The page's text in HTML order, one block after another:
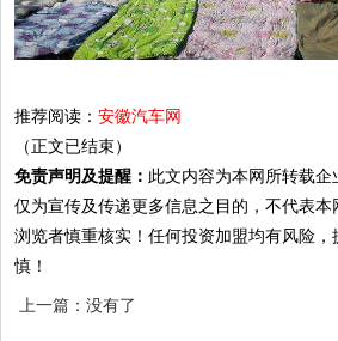
推荐阅读：安徽汽车网
（正文已结束）
免责声明及提醒： 此文内容为本网所转载
仅为宣传及传递更多信息之目的，不代表
浏览者慎重核实！任何投资加盟均有风险
慎！
上一篇：没有了